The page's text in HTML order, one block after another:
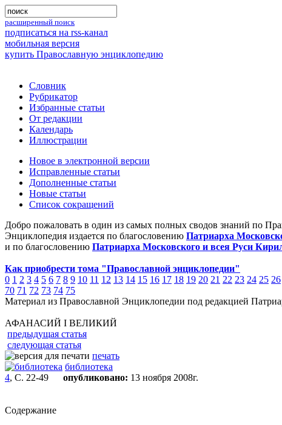
расширенный поиск
подписаться на rss-канал
мобильная версия
купить Православную энциклопедию
Словник
Рубрикатор
Избранные статьи
От редакции
Календарь
Иллюстрации
Новое в электронной версии
Исправленные статьи
Дополненные статьи
Новые статьи
Список сокращений
Добро пожаловать в один из самых полных сводов знаний по
Энциклопедия издается по благословению Патриарха
и по благословению Патриарха Московского и всея Руси
Как приобрести тома "Православной энциклопедии"
0 1 2 3 4 5 6 7 8 9 10 11 12 13 14 15 16 17 18 19 20 21 22 23 24 25 26
70 71 72 73 74 75
Материал из Православной Энциклопедии под редакцией
АФАНАСИЙ I ВЕЛИКИЙ
предыдущая статья
следующая статья
печать
библиотека
4, С. 22-49 опубликовано: 13 ноября 2008г.
Содержание